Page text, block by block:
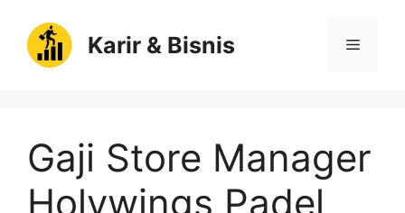
Karir & Bisnis Menu
Gaji Store Manager
Holywings Padel